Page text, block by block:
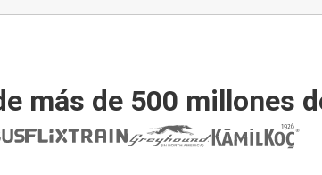
más de 500 millones